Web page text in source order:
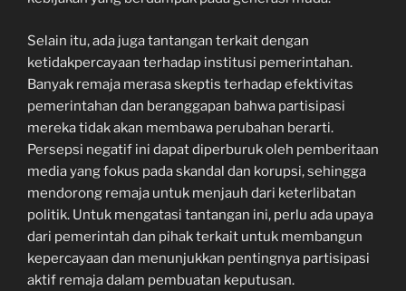
Selain itu, ada juga tantangan terkait dengan
ketidakpercayaan terhadap institusi pemerintahan.
Banyak remaja merasa skeptis terhadap efektivitas
pemerintahan dan beranggapan bahwa partisipasi
mereka tidak akan membawa perubahan berarti.
Persepsi negatif ini dapat diperburuk oleh pemberitaan
media yang fokus pada skandal dan korupsi, sehingga
mendorong remaja untuk menjauh dari keterlibatan
politik. Untuk mengatasi tantangan ini, perlu ada upaya
dari pemerintah dan pihak terkait untuk membangun
kepercayaan dan menunjukkan pentingnya partisipasi
aktif remaja dalam pembuatan keputusan.